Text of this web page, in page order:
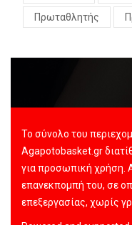
Πρωταθλητής
Το σύνολο του
Agapotobasket.gr
για προσωπική χρήση.
επανεκπομπή του, σε
επεξεργασίας, χωρίς